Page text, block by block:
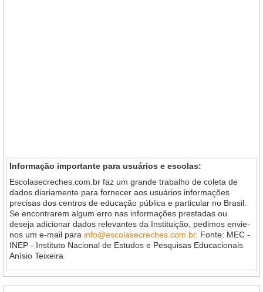
Informação importante para usuários e escolas:
Escolasecreches.com.br faz um grande trabalho de coleta de
dados diariamente para fornecer aos usuários informações
precisas dos centros de educação pública e particular no Brasil.
Se encontrarem algum erro nas informações prestadas ou
deseja adicionar dados relevantes da Instituição, pedimos envie-
nos um e-mail para info@escolasecreches.com.br. Fonte: MEC -
INEP - Instituto Nacional de Estudos e Pesquisas Educacionais
Anísio Teixeira